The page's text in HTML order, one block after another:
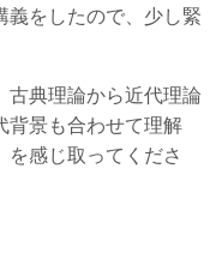
義をしたので、少し緊
古典理論から近代理論
背景も合わせて理解
を感じ取ってくださ